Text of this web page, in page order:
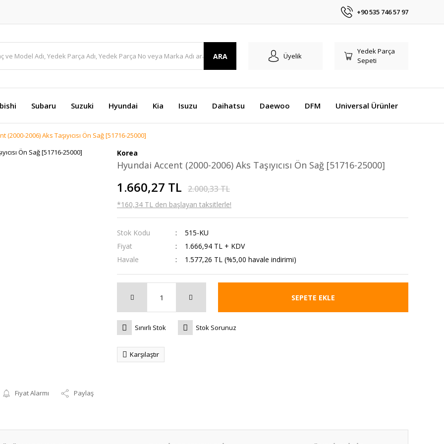
+90 535 746 57 97
ARA Üyelik
Yedek Parça
Sepeti
Subaru Suzuki Hyundai Kia Isuzu Daihatsu Daewoo DFM Universal Ürünler
(2000-2006) Aks Taşıyıcısı Ön Sağ [51716-25000]
Fiyat Alarmı Paylaş
Korea
Hyundai Accent (2000-2006) Aks Taşıyıcısı Ön Sağ [51716-25000]
1.660,27 TL 2.000,33 TL
*160,34 TL den başlayan taksitlerle!
Stok Kodu
515-KU
Fiyat
1.666,94 TL + KDV
Havale
1.577,26 TL (%5,00 havale indirimi)
SEPETE EKLE
Sınırlı Stok Stok Sorunuz
Karşılaştır